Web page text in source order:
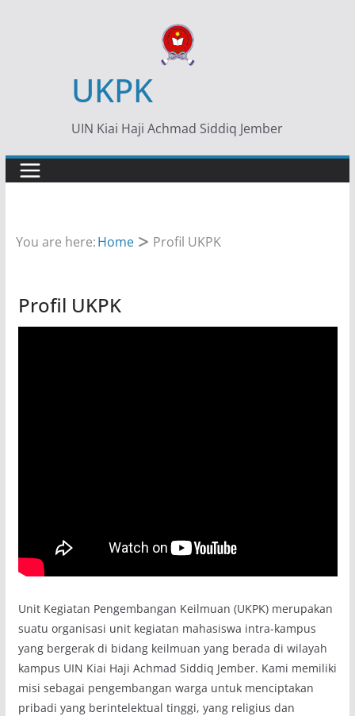
UKPK
UIN Kiai Haji Achmad Siddiq Jember
You are here:Home Profil UKPK
Profil UKPK
Unit Kegiatan Pengembangan Keilmuan (UKPK) merupakan
suatu organisasi unit kegiatan mahasiswa intra-kampus
yang bergerak di bidang keilmuan yang berada di wilayah
kampus UIN Kiai Haji Achmad Siddiq Jember. Kami memiliki
misi sebagai pengembangan warga untuk menciptakan
pribadi yang berintelektual tinggi, yang religius dan